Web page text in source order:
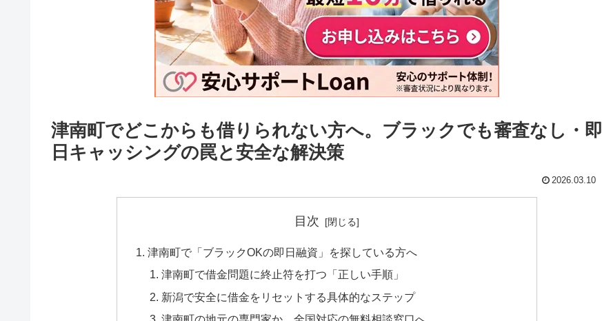
津南町でどこからも借りられない方へ。ブラックでも審査なし・即
日キャッシングの罠と安全な解決策
2026.03.10
目次
津南町で「ブラックOKの即日融資」を探している方へ
津南町で借金問題に終止符を打つ「正しい手順」
新潟で安全に借金をリセットする具体的なステップ